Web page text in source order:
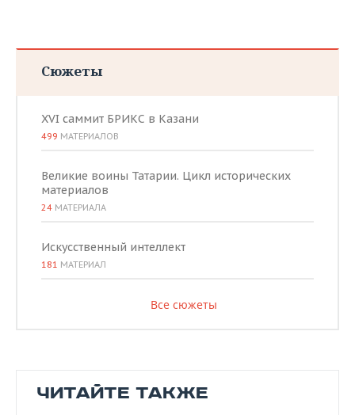
Сюжеты
XVI саммит БРИКС в Казани
499 МАТЕРИАЛОВ
Великие воины Татарии. Цикл исторических
материалов
24 МАТЕРИАЛА
Искусственный интеллект
181 МАТЕРИАЛ
Все сюжеты
ЧИТАЙТЕ ТАКЖЕ